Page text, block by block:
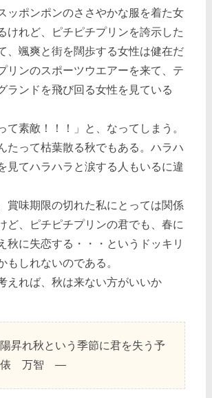
ッポンポンのささやかな服を着た女
けれど、ピチピチプリンを誇示した
、颯爽と街を闊歩する女性は健在だ
リンのスポーツウエアーを来て、テ
ランドを飛び回る女性を見ている
て素敵！！！」と、なってしまう。
たって枯葉散る秋でもある。ハラハ
見てハラハラと涙する人もいるに違
賞味期限の切れた私にとっては関係
ど、ピチピチプリンの君でも、春に
秋に失恋する・・・というドッキリ
もしれないのである。
えれば、秋は来ない方がいいか
昇れ秋という季節に君を失う予
万智 ―